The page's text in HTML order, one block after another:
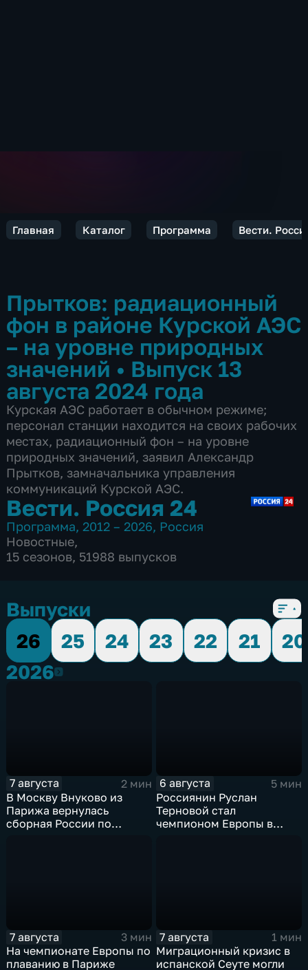
Главная Каталог Программа Вести.
Прытков: радиационный
фон в районе Курской АЭС
– на уровне природных
значений • Выпуск 13
августа 2024 года
Курская АЭС работает в обычном режиме;
персонал станции находится на своих рабочих
местах, радиационный фон – на уровне
природных значений, заявил Александр
Прытков, замначальника управления
коммуникаций Курской АЭС.
Вести. Россия 24
Программа, 2012 – 2026, Россия
Новостные,
15 сезонов, 51988 выпусков
Выпуски
26
25 24 23 22 21
20
20262026
7 августа
2 мин
В Москву Внуково из
Парижа вернулась
сборная России по
6 августа
5 мин
Россиянин Руслан
Терновой стал
чемпионом Европы в
7 августа
3 мин
На чемпионате Европы по
плаванию в Париже
7 августа
1 мин
Миграционный кризис в
испанской Сеуте могли